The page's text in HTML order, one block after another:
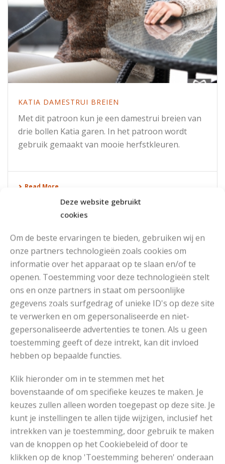
Deze website gebruikt
cookies
Om de beste ervaringen te bieden, gebruiken wij en
onze partners technologieën zoals cookies om
informatie over het apparaat op te slaan en/of te
openen. Toestemming voor deze technologieën stelt
ons en onze partners in staat om persoonlijke
gegevens zoals surfgedrag of unieke ID's op deze site
te verwerken en om gepersonaliseerde en niet-
gepersonaliseerde advertenties te tonen. Als u geen
toestemming geeft of deze intrekt, kan dit invloed
hebben op bepaalde functies.
Klik hieronder om in te stemmen met het
bovenstaande of om specifieke keuzes te maken. Je
keuzes zullen alleen worden toegepast op deze site. Je
kunt je instellingen te allen tijde wijzigen, inclusief het
intrekken van je toestemming, door gebruik te maken
van de knoppen op het Cookiebeleid of door te
klikken op de knop 'Toestemming beheren' onderaan
KATIA DAMESTRUI BREIEN
Met dit patroon kun je een damestrui breien van
drie bollen Katia garen. In het patroon wordt
gebruik gemaakt van mooie herfstkleuren.
Read More
DOORZOEK DE SITE:
Breipatronen